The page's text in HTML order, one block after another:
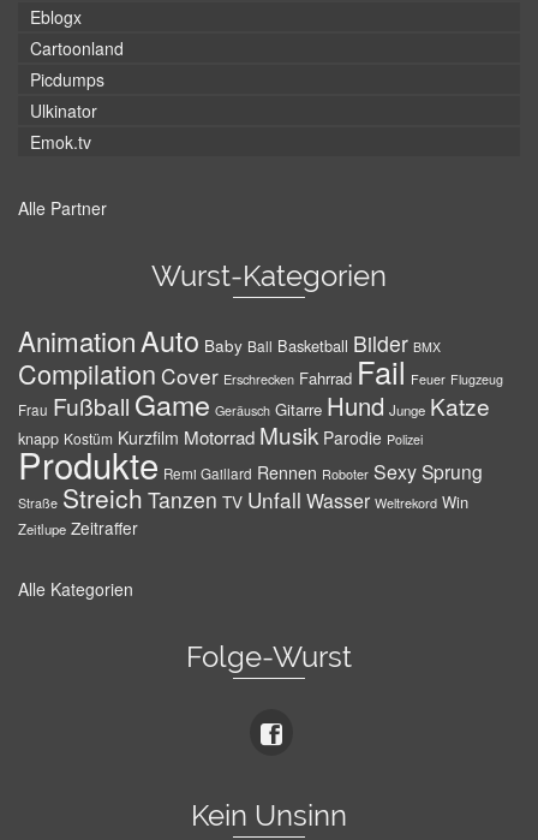
Eblogx
Cartoonland
Picdumps
Ulkinator
Emok.tv
Alle Partner
Wurst-Kategorien
AnimationAuto Baby Ball Basketball Bilder BMX
Compilation Cover Erschrecken Fahrrad Fail Feuer Flugzeug
Frau Fußball Game Geräusch Gitarre Hund Junge Katze
knapp Kostüm Kurzfilm Motorrad Musik Parodie Polizei
Produkte Remi Gaillard Rennen Roboter SexySprung
Straße Streich Tanzen TV Unfall Wasser Weltrekord Win
Zeitlupe Zeitraffer
Alle Kategorien
Folge-Wurst
Kein Unsinn